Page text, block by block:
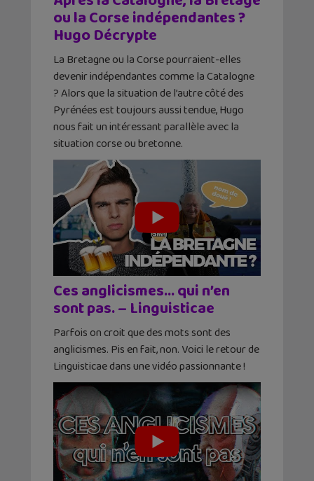
ou la Corse indépendantes ?
Hugo Décrypte
La Bretagne ou la Corse pourraient-elles
devenir indépendantes comme la Catalogne
? Alors que la situation de l’autre côté des
Pyrénées est toujours aussi tendue, Hugo
nous fait un intéressant parallèle avec la
situation corse ou bretonne.
Ces anglicismes… qui n’en
sont pas. – Linguisticae
Parfois on croit que des mots sont des
anglicismes. Pis en fait, non. Voici le retour de
Linguisticae dans une vidéo passionnante !